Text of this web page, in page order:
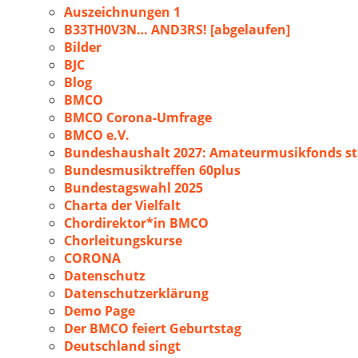
Auszeichnungen 1
B33TH0V3N… AND3RS! [abgelaufen]
Bilder
BJC
Blog
BMCO
BMCO Corona-Umfrage
BMCO e.V.
Bundeshaushalt 2027: Amateurmusikfonds
Bundesmusiktreffen 60plus
Bundestagswahl 2025
Charta der Vielfalt
Chordirektor*in BMCO
Chorleitungskurse
CORONA
Datenschutz
Datenschutzerklärung
Demo Page
Der BMCO feiert Geburtstag
Deutschland singt